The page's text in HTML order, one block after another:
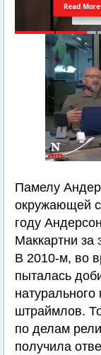
Read More
Памелу
окружающей
году
Маккартни за
В 2010-м, во
пыталась
штраймлов.
по делам
получила